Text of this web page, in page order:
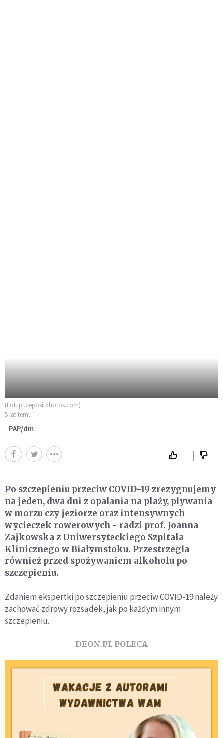
(Fot. pl.depositphotos.com)
5 lat temu
PAP/dm
Po szczepieniu przeciw COVID-19 zrezygnujemy
na jeden, dwa dni z opalania na plaży, pływania
w morzu czy jeziorze oraz intensywnych
wycieczek rowerowych - radzi prof. Joanna
Zajkowska z Uniwersyteckiego Szpitala
Klinicznego w Białymstoku. Przestrzegła
również przed spożywaniem alkoholu po
szczepieniu.
Zdaniem ekspertki po szczepieniu przeciw COVID-19 należy
zachować zdrowy rozsądek, jak po każdym innym
szczepieniu.
DEON.PL POLECA